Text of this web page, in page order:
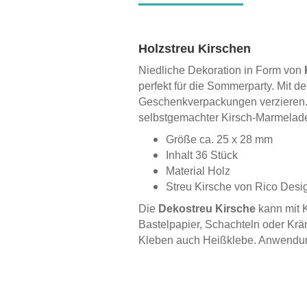
Holzstreu Kirschen
Niedliche Dekoration in Form von
perfekt für die Sommerparty. Mit
Geschenkverpackungen
selbstgemachter Kirsch-
Größe ca. 25 x 28 mm
Inhalt 36 Stück
Material Holz
Streu Kirsche von Rico
Die Dekostreu Kirsche kann mit
Bastelpapier, Schachteln oder
Kleben auch Heißklebe.